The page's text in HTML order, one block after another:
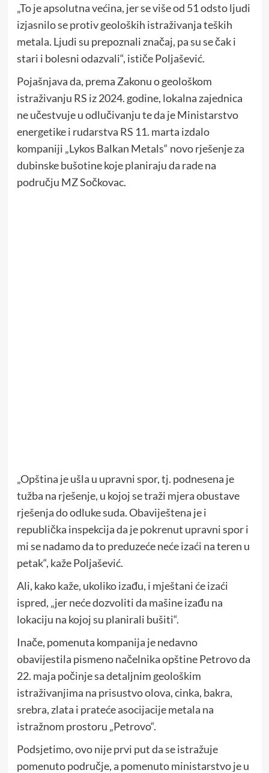
„To je apsolutna većina, jer se više od 51 odsto ljudi
izjasnilo se protiv geoloških istraživanja teških
metala. Ljudi su prepoznali značaj, pa su se čak i
stari i bolesni odazvali“, ističe Poljašević.
Pojašnjava da, prema Zakonu o geološkom
istraživanju RS iz 2024. godine, lokalna zajednica
ne učestvuje u odlučivanju te da je Ministarstvo
energetike i rudarstva RS 11. marta izdalo
kompaniji „Lykos Balkan Metals“ novo rješenje za
dubinske bušotine koje planiraju da rade na
području MZ Sočkovac.
„Opština je ušla u upravni spor, tj. podnesena je
tužba na rješenje, u kojoj se traži mjera obustave
rješenja do odluke suda. Obaviještena je i
republička inspekcija da je pokrenut upravni spor i
mi se nadamo da to preduzeće neće izaći na teren u
petak“, kaže Poljašević.
Ali, kako kaže, ukoliko izađu, i mještani će izaći
ispred, „jer neće dozvoliti da mašine izađu na
lokaciju na kojoj su planirali bušiti“.
Inače, pomenuta kompanija je nedavno
obavijestila pismeno načelnika opštine Petrovo da
22. maja počinje sa detaljnim geološkim
istraživanjima na prisustvo olova, cinka, bakra,
srebra, zlata i prateće asocijacije metala na
istražnom prostoru „Petrovo“.
Podsjetimo, ovo nije prvi put da se istražuje
pomenuto područje, a pomenuto ministarstvo je u